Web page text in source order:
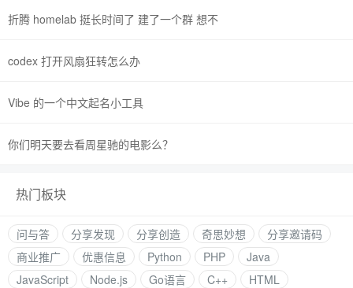
折腾 homelab 挺长时间了 建了一个群 想不
codex 打开风扇狂转怎么办
Vibe 的一个中文起名小工具
你们明天要去看周星驰的电影么？
热门板块
问与答 分享发现 分享创造 奇思妙想
分享邀请码
商业推广
优惠信息 Python PHP
Java
JavaScript
Node.js Go语言 C++ HTML